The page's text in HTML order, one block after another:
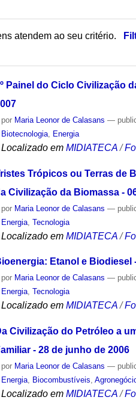
atendem ao seu critério.
Painel do Ciclo Civilização
por Maria Leonor de Calasans —
Biotecnologia
Energia
Localizado em MIDIATECA /
Trópicos ou Terras de
Civilização da Biomassa -
por Maria Leonor de Calasans —
Energia ,Tecnologia
Localizado em MIDIATECA /
Etanol e Biodiesel
por Maria Leonor de Calasans —
Energia,Tecnologia
Localizado em MIDIATECA /
Civilização do Petróleo a
- 28 de junho de 2006
por Maria Leonor de Calasans —
Energia, Biocombustíveis,
Localizado em MIDIATECA /